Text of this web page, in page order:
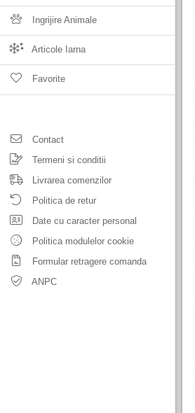
Ingrijire Animale
Articole Iarna
Favorite
Contact
Termeni si conditii
Livrarea comenzilor
Politica de retur
Date cu caracter personal
Politica modulelor cookie
Formular retragere comanda
ANPC